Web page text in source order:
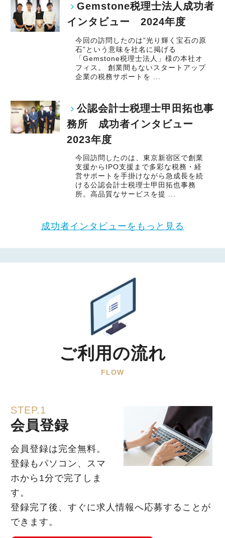
Gemstone税理士法人成功者
インタビュー 2024年度
今回の訪問したのは”光り輝く宝石の原
石”という意味を社名に掲げる
「Gemstone税理士法人」様の本社オ
フィス。 創業間もないスタートアップ
企業の税務サポートを ...
公認会計士税理士甲田拓也事
務所 成功者インタビュー
2023年度
今回訪問したのは、東京新宿区で創業
支援からIPO支援まで多彩な税務・経
営サポートを手掛けながら急成長を続
ける公認会計士税理士甲田拓也事務
所。高品質なサービスを提 ...
成功者インタビューをもっと見る
ご利用の流れ
FLOW
STEP.1
会員登録
会員登録は完全無料。
登録もパソコン、スマ
ホから1分で完了しま
す。
登録完了後、すぐに求人情報へ応募することが
できます。